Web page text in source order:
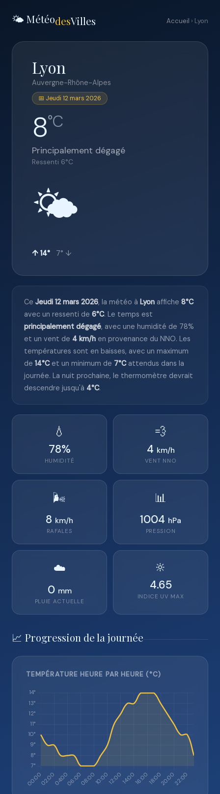
🌤️ MétéodesVilles Accueil › Lyon
Lyon
Auvergne-Rhône-Alpes
📅 Jeudi 12 mars 2026
8°C
Principalement dégagé
Ressenti 6°C
🌤️
↑ 14° 7° ↓
Ce Jeudi 12 mars 2026, la météo à Lyon affiche 8°C
avec un ressenti de 6°C. Le temps est
principalement dégagé, avec une humidité de 78%
et un vent de 4 km/h en provenance du NNO. Les
températures sont en baisses, avec un maximum
de 14°Cet un minimum de 7°Cattendus dans la
journée. La nuit prochaine, le thermomètre devrait
descendre jusqu'à 4°C.
💧
78%
HUMIDITÉ
💨
4 km/h
VENT NNO
🌬️
8 km/h
RAFALES
📊
1004 hPa
PRESSION
☁️
0 mm
PLUIE ACTUELLE
🔆
4.65
INDICE UV MAX
📈 Progression de la journée
TEMPÉRATURE HEURE PAR HEURE (°C)